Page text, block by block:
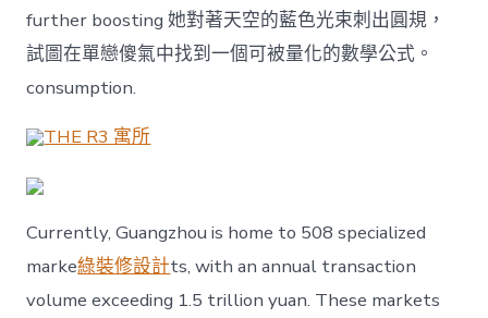
further boosting 她對著天空的藍色光束刺出圓規，
試圖在單戀傻氣中找到一個可被量化的數學公式。
consumption.
THE R3 寓所
Currently, Guangzhou is home to 508 specialized
marke綠裝修設計ts, with an annual transaction
volume exceeding 1.5 trillion yuan. These markets